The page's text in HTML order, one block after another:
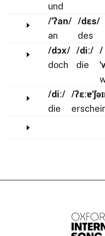
und
/ˈʔan/
an
/dɛs/
des
/dɔx/
doch
/diː/
die
/
/diː/
die
/